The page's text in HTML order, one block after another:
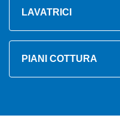
LAVATRICI
PIANI COTTURA